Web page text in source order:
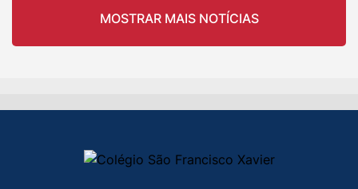
MOSTRAR MAIS NOTÍCIAS